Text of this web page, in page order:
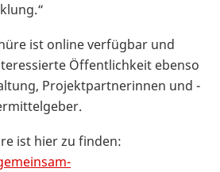
ist online verfügbar und
Öffentlichkeit ebenso
Projektpartnerinnen und -
ist hier zu finden: